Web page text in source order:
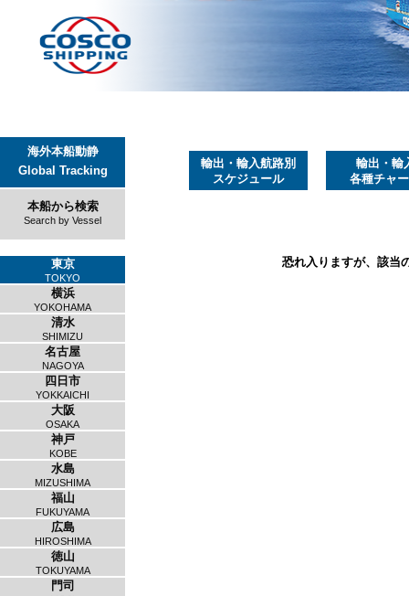
海外本船動静
Global Tracking
本船から検索
Search by Vessel
東京
TOKYO
横浜
YOKOHAMA
清水
SHIMIZU
名古屋
NAGOYA
四日市
YOKKAICHI
大阪
OSAKA
神戸
KOBE
水島
MIZUSHIMA
福山
FUKUYAMA
広島
HIROSHIMA
徳山
TOKUYAMA
門司
輸出・輸入航路別
スケジュール
輸出・輸
各種チャ
恐れ入りますが、該当